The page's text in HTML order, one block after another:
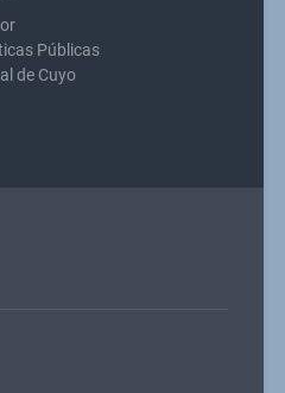
Públicas
de Cuyo